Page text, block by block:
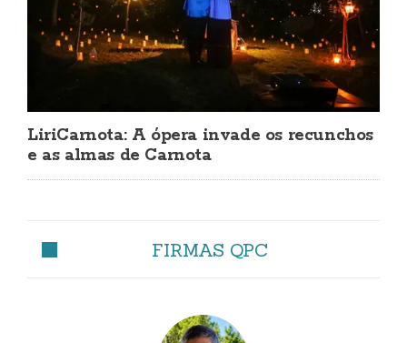
LiriCarnota: A ópera invade os recunchos
e as almas de Carnota
FIRMAS QPC